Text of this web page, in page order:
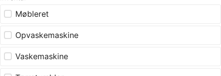
Møbleret
Opvaskemaskine
Vaskemaskine